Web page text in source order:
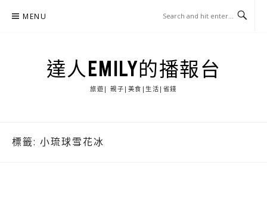
MENU
達人EMILY的播報台
旅遊| 親子|美食|生活|省錢
標籤: 小琉球雪花冰